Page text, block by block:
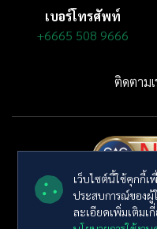
เว็บไซต์นี้ใช้คุกกี้เ
ประสบการณ์ของผู้
ละเอียดเพิ่มเติมเ
เบอร์โทรศัพท์
+6665 508 9666
ติดตามเ
© ลิขสิทธิ์ พ.ศ. 2569 บริษัท เ